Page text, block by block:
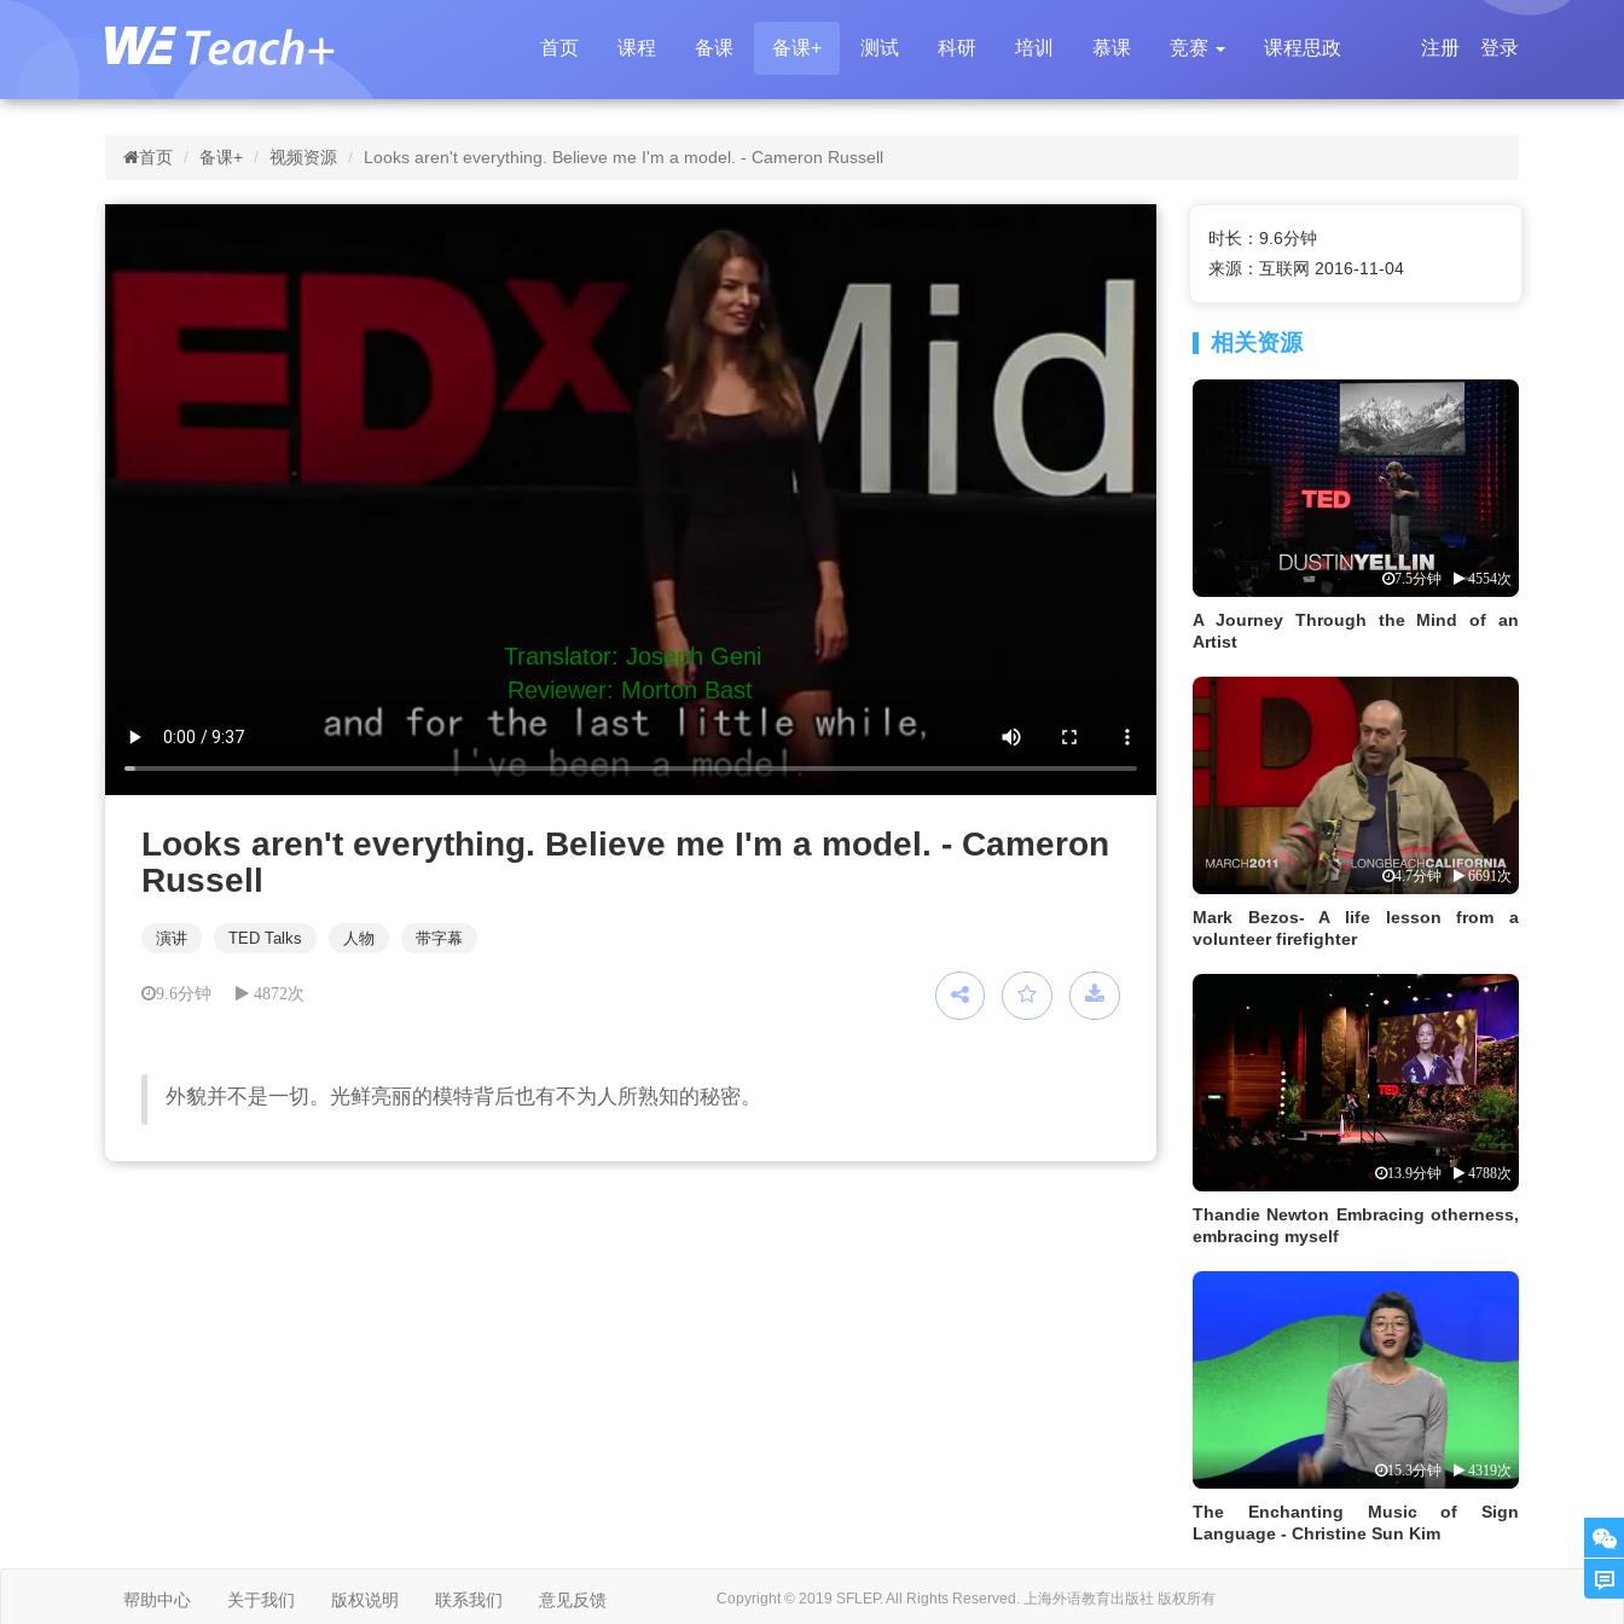
首页 课程 备课 备课+ 测试 科研 培训 慕课 竞赛 课程思政 登录
注册
首页 备课+ 视频资源 Looks aren't everything. Believe me I'm a model. - Cameron Russell
Looks aren't everything. Believe me I'm a model. - Cameron
Russell
演讲 TED Talks 人物 带字幕
9.6分钟 4872次
外貌并不是一切。光鲜亮丽的模特背后也有不为人所熟知的秘密。
时长：9.6分钟
来源：互联网 2016-11-04
相关资源
7.5分钟 4554次
A Journey Through the Mind of an
Artist
4.7分钟 6691次
Mark Bezos- A life lesson from a
volunteer firefighter
13.9分钟 4788次
Thandie Newton Embracing otherness,
embracing myself
15.3分钟 4319次
The Enchanting Music of Sign
Language - Christine Sun Kim
帮助中心 关于我们 版权说明 联系我们 意见反馈 Copyright © 2019 SFLEP. All Rights Reserved. 上海外语教育出版社 版权所有